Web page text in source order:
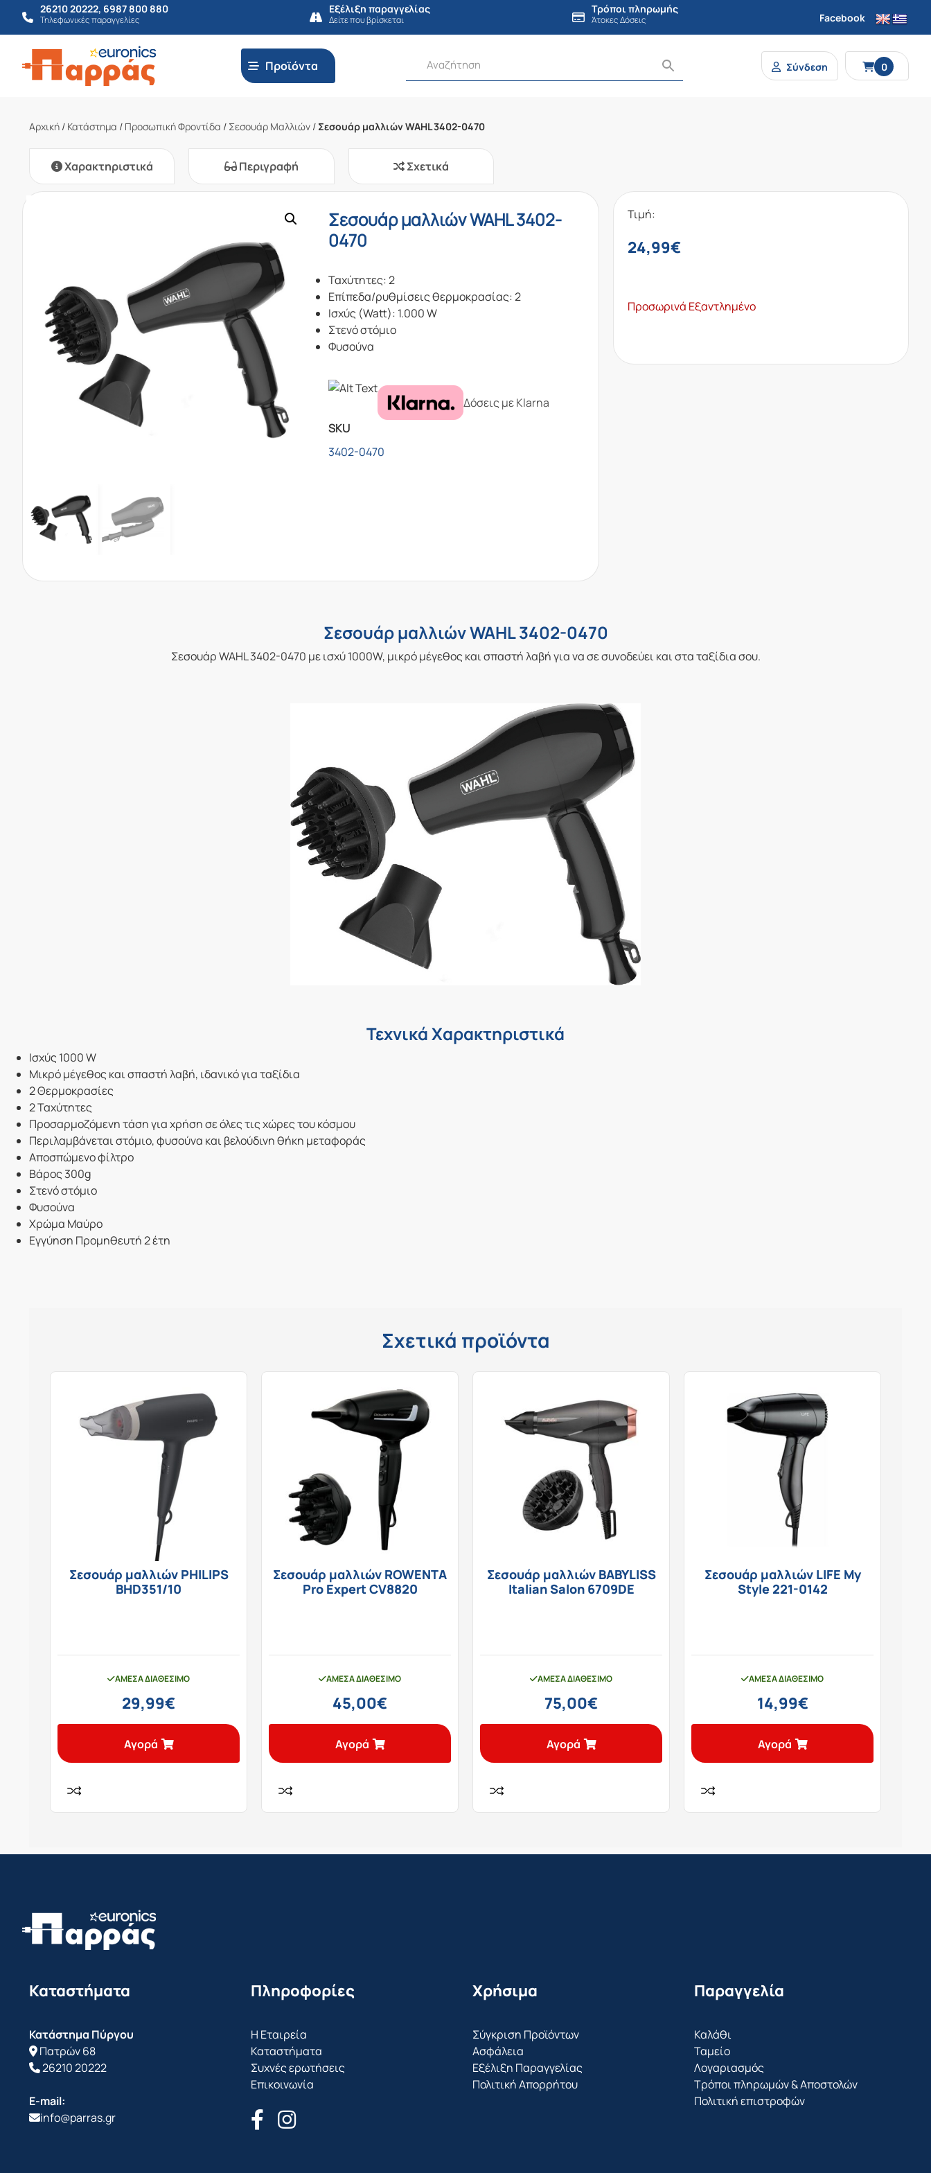
26210 20222, 6987 800 880
Τηλεφωνικές παραγγελίες
Εξέλιξη παραγγελίας
Δείτε που βρίσκεται
Τρόποι πληρωμής
Άτοκες Δόσεις Facebook
Προϊόντα Σύνδεση 0
Αρχική / Κατάστημα / Προσωπική Φροντίδα / Σεσουάρ Μαλλιών / Σεσουάρ μαλλιών WAHL 3402-0470
Χαρακτηριστικά Περιγραφή Σχετικά
Σεσουάρ μαλλιών WAHL 3402-
0470
Ταχύτητες: 2
Επίπεδα/ρυθμίσεις θερμοκρασίας: 2
Ισχύς (Watt): 1.000 W
Στενό στόμιο
Φυσούνα
Δόσεις με Klarna
SKU
3402-0470
Τιμή:
24,99€
Προσωρινά Εξαντλημένο
Σεσουάρ μαλλιών WAHL 3402-0470
Σεσουάρ WAHL 3402-0470 με ισχύ 1000W, μικρό μέγεθος και σπαστή λαβή για να σε συνοδεύει και στα ταξίδια σου.
Τεχνικά Χαρακτηριστικά
Ισχύς 1000 W
Μικρό μέγεθος και σπαστή λαβή, ιδανικό για ταξίδια
2 Θερμοκρασίες
2 Ταχύτητες
Προσαρμοζόμενη τάση για χρήση σε όλες τις χώρες του κόσμου
Περιλαμβάνεται στόμιο, φυσούνα και βελούδινη θήκη μεταφοράς
Αποσπώμενο φίλτρο
Βάρος 300g
Στενό στόμιο
Φυσούνα
Χρώμα Μαύρο
Εγγύηση Προμηθευτή 2 έτη
Σχετικά προϊόντα
Σεσουάρ μαλλιών PHILIPS
BHD351/10
ΆΜΕΣΑ ΔΙΑΘΈΣΙΜΟ
29,99€
Αγορά
Σεσουάρ μαλλιών ROWENTA
Pro Expert CV8820
ΆΜΕΣΑ ΔΙΑΘΈΣΙΜΟ
45,00€
Αγορά
Σεσουάρ μαλλιών BABYLISS
Italian Salon 6709DE
ΆΜΕΣΑ ΔΙΑΘΈΣΙΜΟ
75,00€
Αγορά
Σεσουάρ μαλλιών LIFE My
Style 221-0142
ΆΜΕΣΑ ΔΙΑΘΈΣΙΜΟ
14,99€
Αγορά
Καταστήματα
Κατάστημα Πύργου
Πατρών 68
26210 20222
E-mail:
info@parras.gr
Πληροφορίες
Η Εταιρεία
Καταστήματα
Συχνές ερωτήσεις
Επικοινωνία
Χρήσιμα
Σύγκριση Προϊόντων
Ασφάλεια
Εξέλιξη Παραγγελίας
Πολιτική Απορρήτου
Παραγγελία
Καλάθι
Ταμείο
Λογαριασμός
Τρόποι πληρωμών & Αποστολών
Πολιτική επιστροφών